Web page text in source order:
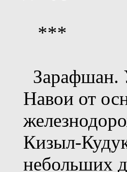
***
Зарафшан.
Навои от
Кизыл-
небольших